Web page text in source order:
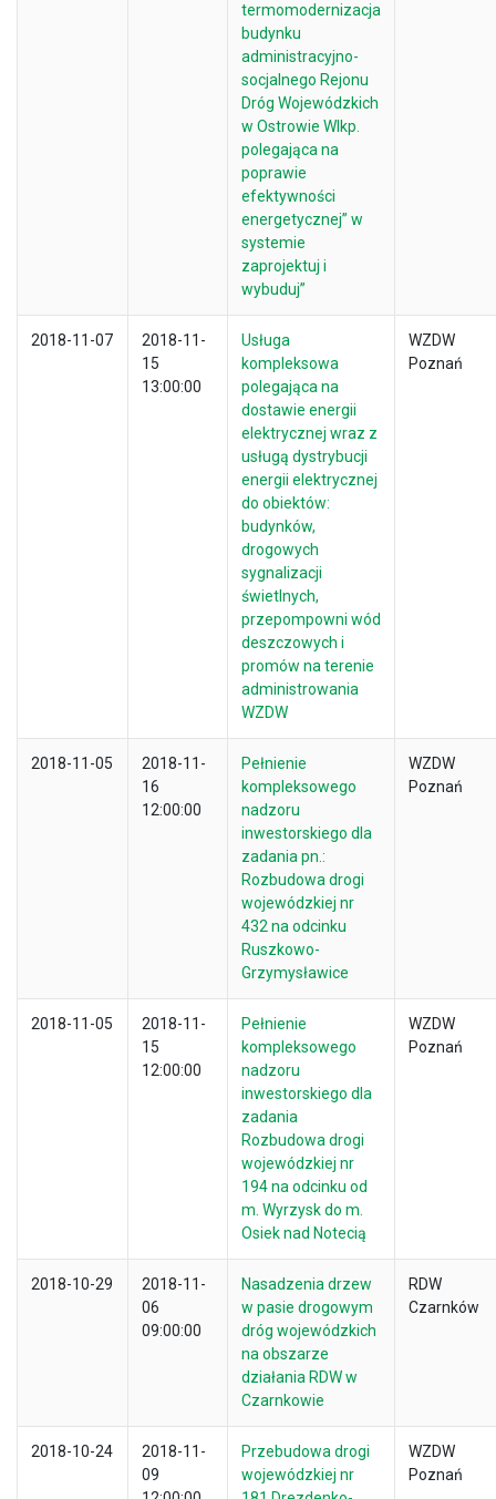
termomodernizacja
budynku
administracyjno-
socjalnego Rejonu
Dróg Wojewódzkich
w Ostrowie Wlkp.
polegająca na
poprawie
efektywności
energetycznej” w
systemie
zaprojektuj i
wybuduj”
2018-11-07
2018-11-
15
13:00:00
Usługa
kompleksowa
polegająca na
dostawie energii
elektrycznej wraz z
usługą dystrybucji
energii elektrycznej
do obiektów:
budynków,
drogowych
sygnalizacji
świetlnych,
przepompowni wód
deszczowych i
promów na terenie
administrowania
WZDW
WZDW
Poznań
2018-11-05
2018-11-
16
12:00:00
Pełnienie
kompleksowego
nadzoru
inwestorskiego dla
zadania pn.:
Rozbudowa drogi
wojewódzkiej nr
432 na odcinku
Ruszkowo-
Grzymysławice
WZDW
Poznań
2018-11-05
2018-11-
15
12:00:00
Pełnienie
kompleksowego
nadzoru
inwestorskiego dla
zadania
Rozbudowa drogi
wojewódzkiej nr
194 na odcinku od
m. Wyrzysk do m.
Osiek nad Notecią
WZDW
Poznań
2018-10-29
2018-11-
06
09:00:00
Nasadzenia drzew
w pasie drogowym
dróg wojewódzkich
na obszarze
działania RDW w
Czarnkowie
RDW
Czarnków
2018-10-24
2018-11-
09
Przebudowa drogi
wojewódzkiej nr
WZDW
Poznań